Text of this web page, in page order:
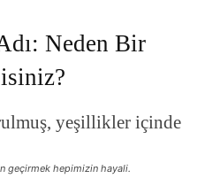
Neden Bir
geçirmek hepimizin hayali.